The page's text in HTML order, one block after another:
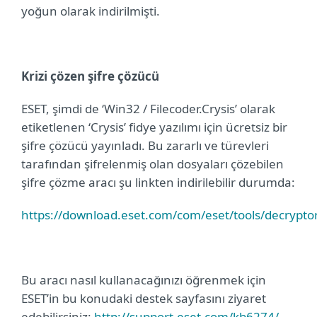
yoğun olarak indirilmişti.
Krizi çözen şifre çözücü
ESET, şimdi de ‘Win32 / Filecoder.Crysis’ olarak
etiketlenen ‘Crysis’ fidye yazılımı için ücretsiz bir
şifre çözücü yayınladı. Bu zararlı ve türevleri
tarafından şifrelenmiş olan dosyaları çözebilen
şifre çözme aracı şu linkten indirilebilir durumda:
https://download.eset.com/com/eset/tools/
Bu aracı nasıl kullanacağınızı öğrenmek için
ESET’in bu konudaki destek sayfasını ziyaret